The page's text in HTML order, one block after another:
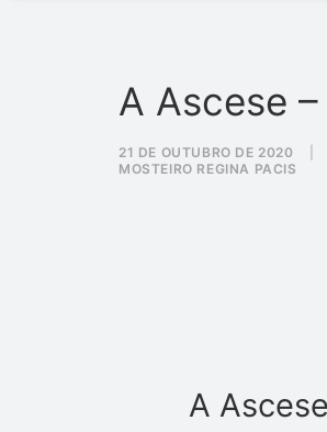
A Ascese
21 DE OUTUBRO DE 2020
MOSTEIRO REGINA PACIS
A